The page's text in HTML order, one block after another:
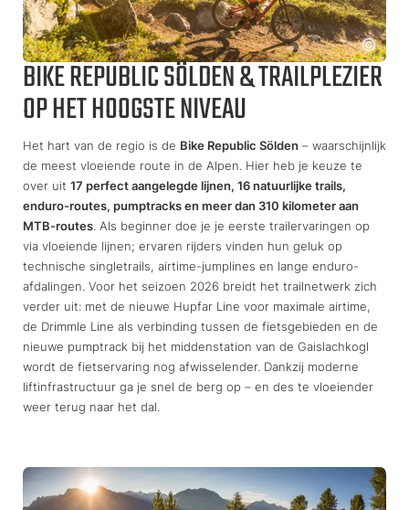
BIKE REPUBLIC SÖLDEN & TRAILPLEZIER
OP HET HOOGSTE NIVEAU
Het hart van de regio is de Bike Republic Sölden – waarschijnlijk
de meest vloeiende route in de Alpen. Hier heb je keuze te
over uit 17 perfect aangelegde lijnen, 16 natuurlijke trails,
enduro-routes, pumptracks en meer dan 310 kilometer aan
MTB-routes. Als beginner doe je je eerste trailervaringen op
via vloeiende lijnen; ervaren rijders vinden hun geluk op
technische singletrails, airtime-jumplines en lange enduro-
afdalingen. Voor het seizoen 2026 breidt het trailnetwerk zich
verder uit: met de nieuwe Hupfar Line voor maximale airtime,
de Drimmle Line als verbinding tussen de fietsgebieden en de
nieuwe pumptrack bij het middenstation van de Gaislachkogl
wordt de fietservaring nog afwisselender. Dankzij moderne
liftinfrastructuur ga je snel de berg op – en des te vloeiender
weer terug naar het dal.